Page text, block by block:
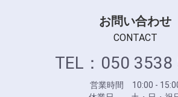
お問い合わせ
CONTACT
TEL：050 3538
営業時間 10:00 -